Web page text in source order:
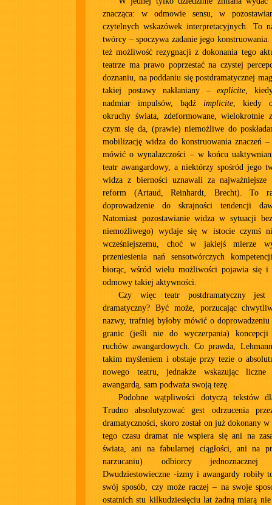
znacząca: w odmowie sensu, w
czytelnych wskazówek interpretacyjnych. To
twórcy – spoczywa zadanie jego konstruowania.
też możliwość rezygnacji z dokonania tego
teatrze ma prawo poprzestać na czystej
doznaniu, na poddaniu się postdramatycznej
takiej postawy nakłaniany –explicite ,
nadmiar impulsów, bądź implicite , kiedy
okruchy świata, zdeformowane, wielokrotnie
czym się da, (prawie) niemożliwe do
mobilizację widza do konstruowania znaczeń –
mówić o wynalazczości – w końcu
teatr awangardowy, a niektórzy spośród jego
widza z bierności uznawali za najważniejsze
reform (Artaud, Reinhardt, Brecht). To
doprowadzenie do skrajności tendencji
Natomiast pozostawianie widza w sytuacji
niemożliwego) wydaje się w istocie czymś
wcześniejszemu, choć w jakiejś mierze
przeniesienia nań sensotwórczych
biorąc, wśród wielu możliwości pojawia się i
odmowy takiej aktywności.
Czy więc teatr postdramatyczny
dramatyczny? Być może, porzucając
nazwy, trafniej byłoby mówić o
granic (jeśli nie do wyczerpania) koncepcji
ruchów awangardowych. Co prawda,
takim myśleniem i obstaje przy tezie o
nowego teatru, jednakże wskazując liczne
awangardą, sam podważa swoją tezę.
Podobne wątpliwości dotyczą tekstów
Trudno absolutyzować gest odrzucenia
dramatyczności, skoro został on już dokonany
tego czasu dramat nie wspiera się ani na
świata, ani na fabularnej ciągłości, ani na
narzucaniu) odbiorcy
Dwudziestowieczne -izmy i awangardy robiły
swój sposób, czy może raczej – na swoje
ostatnich stu kilkudziesięciu lat żadną miarą